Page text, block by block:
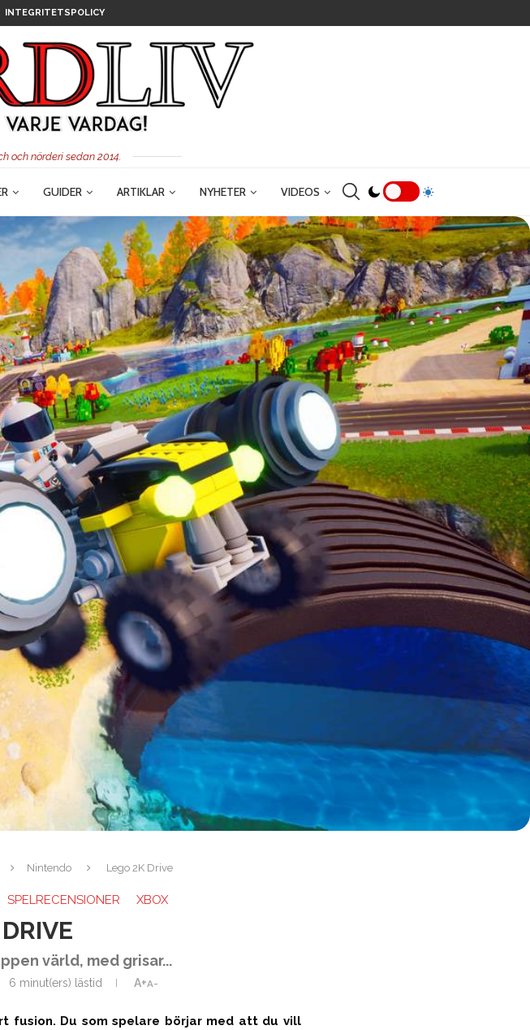
INTEGRITETSPOLICY
och nörderi sedan 2014.
GUIDER ARTIKLAR NYHETER VIDEOS
Nintendo Lego 2K Drive
SPELRECENSIONER XBOX
värld, med grisar...
6 minut(ers) lästid A+A-
fusion. Du som spelare börjar med att du vill